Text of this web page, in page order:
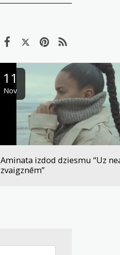
11
Nov
Aminata izdod dziesmu “Uz
zvaigznēm”